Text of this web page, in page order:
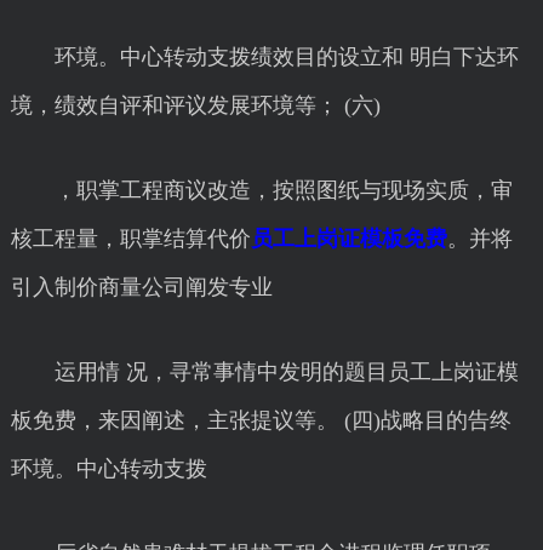
环境。中心转动支拨绩效目的设立和 明白下达环
境，绩效自评和评议发展环境等； (六)
，职掌工程商议改造，按照图纸与现场实质，审
核工程量，职掌结算代价 员工上岗证模板免费。并将
引入制价商量公司阐发专业
运用情 况，寻常事情中发明的题目员工上岗证模
板免费，来因阐述，主张提议等。 (四)战略目的告终
环境。中心转动支拨